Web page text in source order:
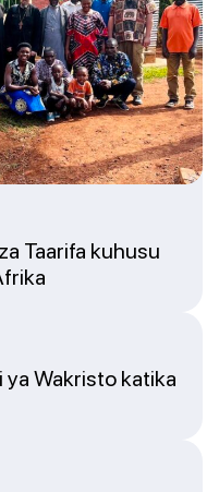
Taarifa kuhusu
Wakristo katika